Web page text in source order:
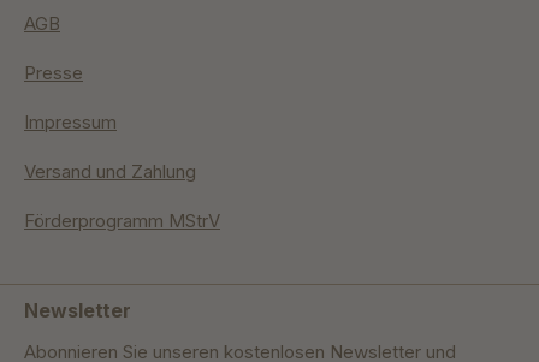
AGB
Presse
Impressum
Versand und Zahlung
Förderprogramm MStrV
Newsletter
Abonnieren Sie unseren kostenlosen Newsletter und